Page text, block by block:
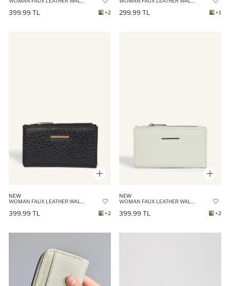
399.99 TL +2 299.99 TL +1
NEW
WOMAN FAUX LEATHER WALLETS
399.99 TL +2
NEW
WOMAN FAUX LEATHER WALLETS
399.99 TL +2